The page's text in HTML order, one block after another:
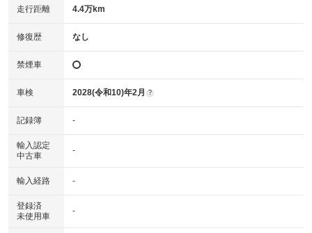
走行距離 4.4万km
修復歴 なし
禁煙車
車検 2028(令和10)年2月 ?
記録簿 -
輸入認定
中古車
-
輸入経路 -
登録済
未使用車
-